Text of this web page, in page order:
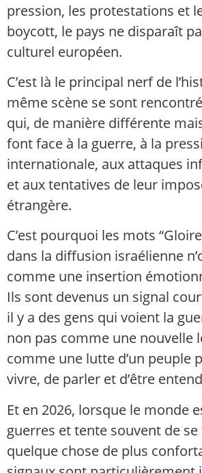
pression, les protestations et
boycott, le pays ne disparaît
culturel européen.
C’est là le principal nerf de
même scène se sont
qui, de manière différente
font face à la guerre, à la
internationale, aux attaques
et aux tentatives de leur
étrangère.
C’est pourquoi les mots
dans la diffusion israélienne
comme une insertion
Ils sont devenus un signal
il y a des gens qui voient la
non pas comme une nouvelle
comme une lutte d’un peuple
vivre, de parler et d’être
Et en 2026, lorsque le monde
guerres et tente souvent de
quelque chose de plus